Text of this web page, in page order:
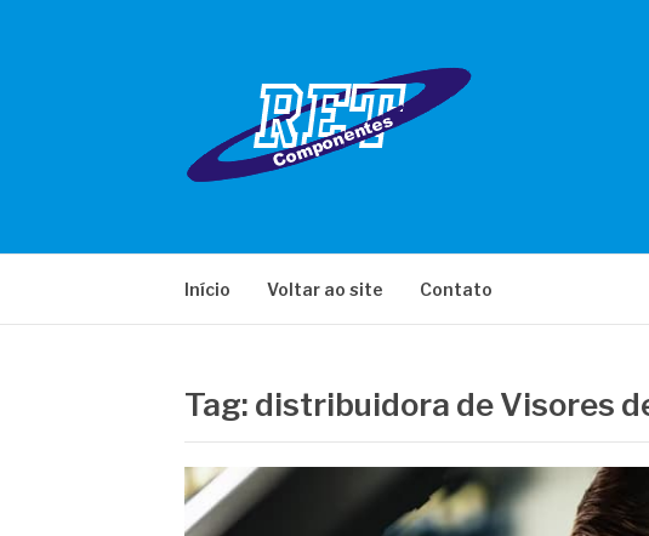
Início Voltar ao site Contato
Tag: distribuidora de Visores